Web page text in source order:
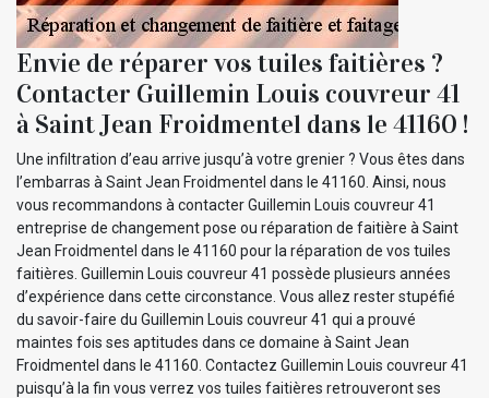
Envie de réparer vos tuiles faitières ?
Contacter Guillemin Louis couvreur 41
à Saint Jean Froidmentel dans le 41160 !
Une infiltration d’eau arrive jusqu’à votre grenier ? Vous êtes dans
l’embarras à Saint Jean Froidmentel dans le 41160. Ainsi, nous
vous recommandons à contacter Guillemin Louis couvreur 41
entreprise de changement pose ou réparation de faitière à Saint
Jean Froidmentel dans le 41160 pour la réparation de vos tuiles
faitières. Guillemin Louis couvreur 41 possède plusieurs années
d’expérience dans cette circonstance. Vous allez rester stupéfié
du savoir-faire du Guillemin Louis couvreur 41 qui a prouvé
maintes fois ses aptitudes dans ce domaine à Saint Jean
Froidmentel dans le 41160. Contactez Guillemin Louis couvreur 41
puisqu’à la fin vous verrez vos tuiles faitières retrouveront ses